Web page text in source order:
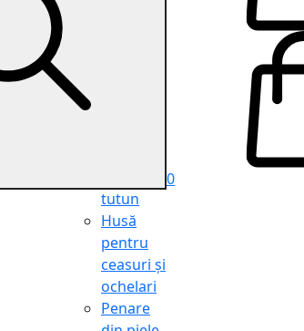
tutun
Husă
pentru
ceasuri și
ochelari
Penare
0